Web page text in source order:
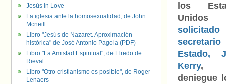
los
Estado,
Kerry,
deniegue
Jesús in Love
La iglesia ante la homosexualidad, de John
Mcneill
Libro "Jesús de Nazaret. Aproximación
histórica" de José Antonio Pagola (PDF)
Libro "La Amistad Espiritual", de Elredo de
Rieval.
Libro "Otro cristianismo es posible", de Roger
Lenaers